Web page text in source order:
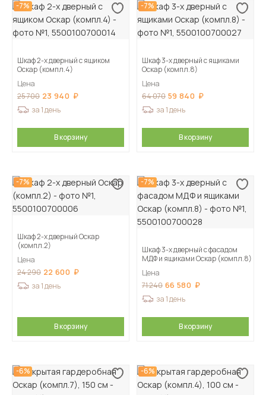
-7%
Шкаф 2-х дверный с ящиком
Оскар (компл.4)
Цена
25 700 23 940
за 1 день
В корзину
-7%
Шкаф 3-х дверный с ящиками
Оскар (компл.8)
Цена
64 070 59 840
за 1 день
В корзину
-7%
Шкаф 2-х дверный Оскар
(компл.2)
Цена
24 290 22 600
за 1 день
В корзину
-7%
Шкаф 3-х дверный с фасадом
МДФ и ящиками Оскар (компл.8)
Цена
71 240 66 580
за 1 день
В корзину
-6% -6%